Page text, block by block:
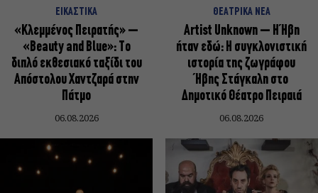
ΕΙΚΑΣΤΙΚΑ
«Κλεμμένος Πειρατής» –
«Beauty and Blue»: Το
διπλό εκθεσιακό ταξίδι του
Απόστολου Χαντζαρά στην
Πάτμο
06.08.2026
ΘΕΑΤΡΙΚΑ ΝΕΑ
Artist Unknown – Η Ήβη
ήταν εδώ: Η συγκλονιστική
ιστορία της ζωγράφου
Ήβης Στάγκαλη στο
Δημοτικό Θέατρο Πειραιά
06.08.2026